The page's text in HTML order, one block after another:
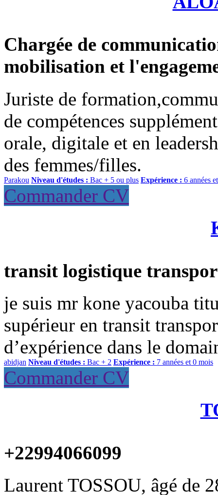
Chargée de
mobilisation et
Juriste de
de compétences
orale, digitale et en
des femmes/filles.
Parakou Niveau d'études : Bac + 5 ou plus Expérience : 6 années
Commander CV
transit logistique
je suis mr kone yacouba
supérieur en transit
d’expérience dans le
abidjan Niveau d'études : Bac + 2 Expérience : 7 années et 0 mois
Commander CV
+22994066099
Laurent TOSSOU, âgé de